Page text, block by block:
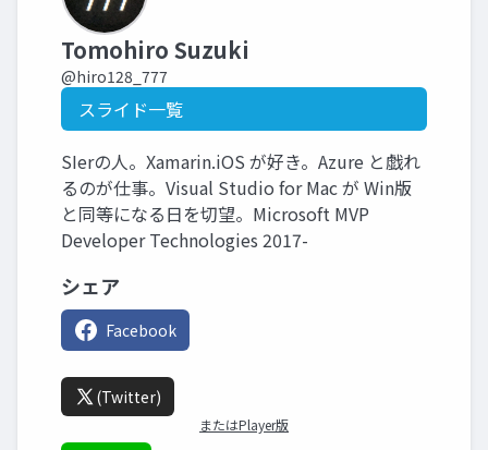
Tomohiro Suzuki
@hiro128_777
スライド一覧
SIerの人。Xamarin.iOS が好き。Azure と戯れ
るのが仕事。Visual Studio for Mac が Win版
と同等になる日を切望。Microsoft MVP
Developer Technologies 2017-
シェア
Facebook
(Twitter)
またはPlayer版